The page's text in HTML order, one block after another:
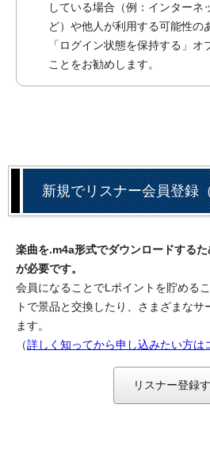
している場合（例：インターネ
ど）や他人が利用する可能性の
「ログイン状態を保持する」
ことをお勧めします。
新規でリスナー会員登録
楽曲を.m4a形式でダウンロードする
が必要です。
会員になることでLポイントを貯める
トで景品と交換したり、さまざまなサ
ます。
（詳しく知ってから申し込みたい方
リスナー登録